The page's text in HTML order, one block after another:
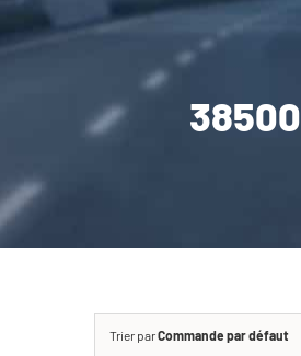
ACCUEIL
ENTRETIEN / MÉCANIQUE
CARROSSERIE / VITRAGE
38500
Trier parCommande par défaut